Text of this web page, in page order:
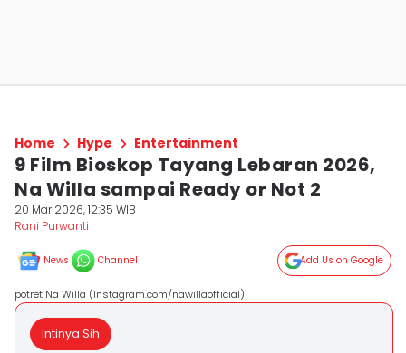
Home Hype Entertainment
9 Film Bioskop Tayang Lebaran 2026,
Na Willa sampai Ready or Not 2
20 Mar 2026, 12:35 WIB
Rani Purwanti
News Channel Add Us on Google
potret Na Willa (Instagram.com/nawillaofficial)
Intinya Sih